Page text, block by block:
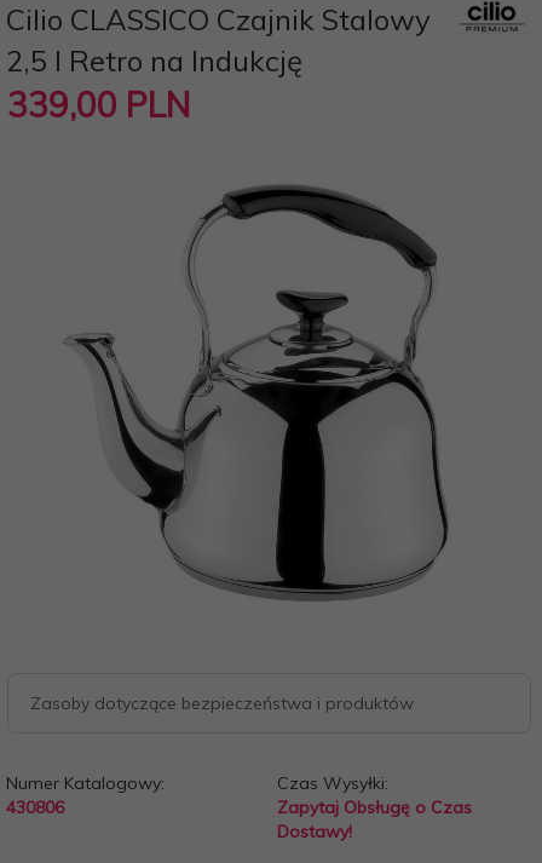
Cilio CLASSICO Czajnik Stalowy
2,5 l Retro na Indukcję
339,00 PLN
Zasoby dotyczące bezpieczeństwa i produktów
Numer Katalogowy:
430806
Czas Wysyłki:
Zapytaj Obsługę o Czas
Dostawy!